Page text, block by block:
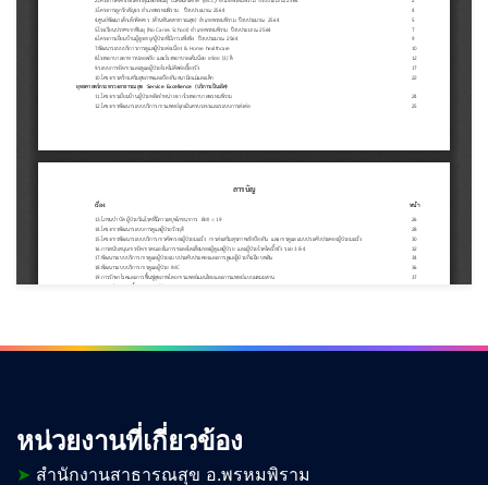
หน่วยงานที่เกี่ยวข้อง
➤ สำนักงานสาธารณสุข อ.พรหมพิราม